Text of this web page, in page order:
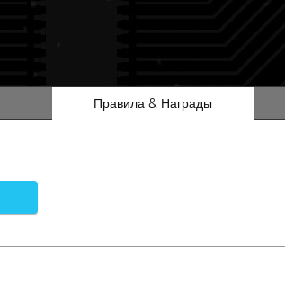
Правила & Награды